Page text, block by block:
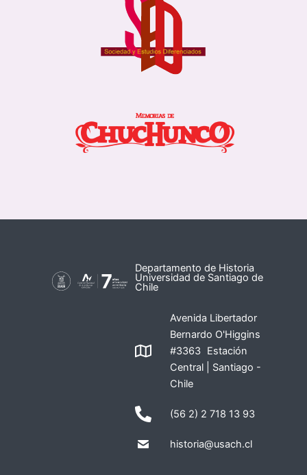
Departamento de Historia
Universidad de Santiago de
Chile
Avenida Libertador
Bernardo O'Higgins
#3363 Estación
Central | Santiago -
Chile
(56 2) 2 718 13 93
historia@usach.cl